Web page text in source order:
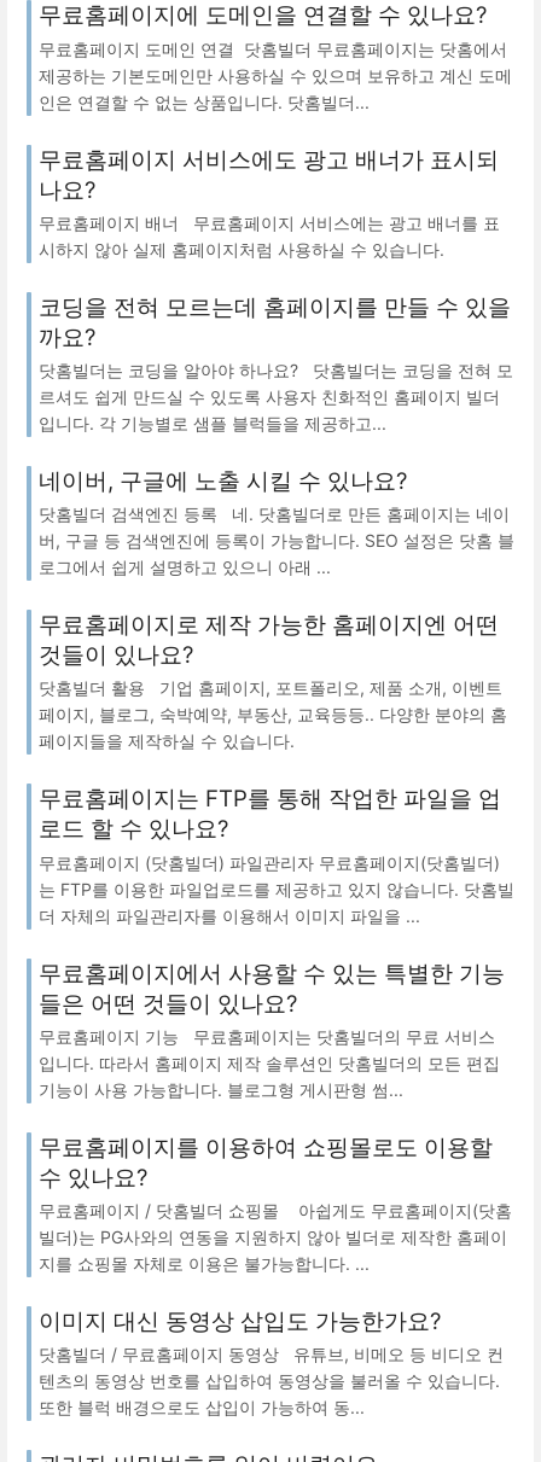
무료홈페이지에 도메인을 연결할 수 있나요?
무료홈페이지 도메인 연결 ​닷홈빌더 무료홈페이지는 닷홈에서
제공하는 기본도메인만 사용하실 수 있으며 보유하고 계신 도메
인은 연결할 수 없는 상품입니다. 닷홈빌더...
무료홈페이지 서비스에도 광고 배너가 표시되
나요?
무료홈페이지 배너 무료홈페이지 서비스에는 광고 배너를 표
시하지 않아 실제 홈페이지처럼 사용하실 수 있습니다.
코딩을 전혀 모르는데 홈페이지를 만들 수 있을
까요?
닷홈빌더는 코딩을 알아야 하나요? 닷홈빌더는 코딩을 전혀 모
르셔도 쉽게 만드실 수 있도록 사용자 친화적인 홈페이지 빌더
입니다. 각 기능별로 샘플 블럭들을 제공하고...
네이버, 구글에 노출 시킬 수 있나요?
닷홈빌더 검색엔진 등록 네. 닷홈빌더로 만든 홈페이지는 네이
버, 구글 등 검색엔진에 등록이 가능합니다. SEO 설정은 닷홈 블
로그에서 쉽게 설명하고 있으니 아래 ...
무료홈페이지로 제작 가능한 홈페이지엔 어떤
것들이 있나요?
닷홈빌더 활용 기업 홈페이지, 포트폴리오, 제품 소개, 이벤트
페이지, 블로그, 숙박예약, 부동산, 교육등등.. 다양한 분야의 홈
페이지들을 제작하실 수 있습니다.
무료홈페이지는 FTP를 통해 작업한 파일을 업
로드 할 수 있나요?
무료홈페이지 (닷홈빌더) 파일관리자 무료홈페이지(닷홈빌더)
는 FTP를 이용한 파일업로드를 제공하고 있지 않습니다. 닷홈빌
더 자체의 파일관리자를 이용해서 이미지 파일을 ...
무료홈페이지에서 사용할 수 있는 특별한 기능
들은 어떤 것들이 있나요?
무료홈페이지 기능 무료홈페이지는 닷홈빌더의 무료 서비스
입니다. 따라서 홈페이지 제작 솔루션인 닷홈빌더의 모든 편집
기능이 사용 가능합니다. 블로그형 게시판형 썸...
무료홈페이지를 이용하여 쇼핑몰로도 이용할
수 있나요?
무료홈페이지 / 닷홈빌더 쇼핑몰 아쉽게도 무료홈페이지(닷홈
빌더)는 PG사와의 연동을 지원하지 않아 빌더로 제작한 홈페이
지를 쇼핑몰 자체로 이용은 불가능합니다. ...
이미지 대신 동영상 삽입도 가능한가요?
닷홈빌더 / 무료홈페이지 동영상 유튜브, 비메오 등 비디오 컨
텐츠의 동영상 번호를 삽입하여 동영상을 불러올 수 있습니다.
또한 블럭 배경으로도 삽입이 가능하여 동...